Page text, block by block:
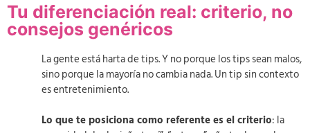
Tu diferenciación real: criterio, no
consejos genéricos
La gente está harta de tips. Y no porque los tips sean malos,
sino porque la mayoría no cambia nada. Un tip sin contexto
es entretenimiento.
Lo que te posiciona como referente es el criterio: la